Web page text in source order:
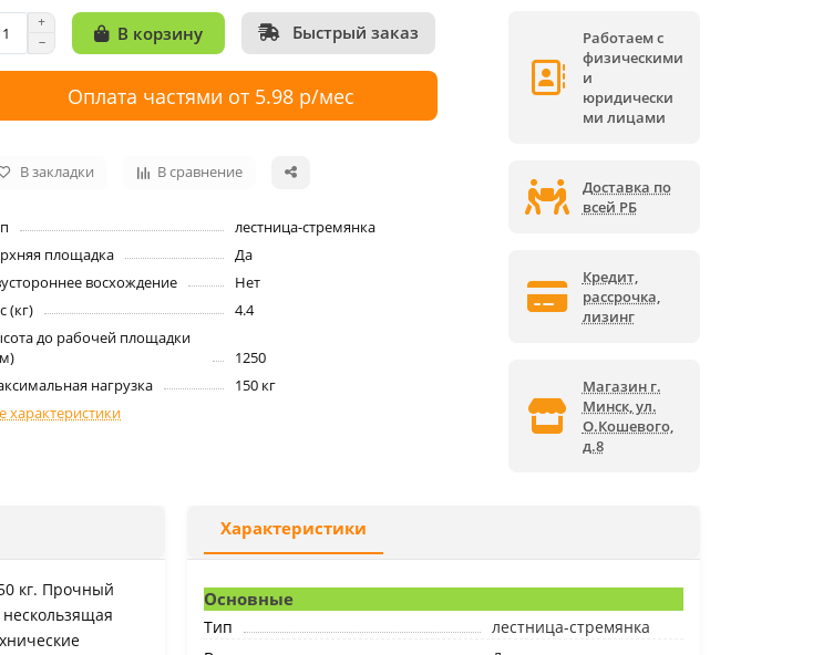
В корзину Быстрый заказ
Оплата частями от 5.98 р/мес
В закладки В сравнение
лестница-стремянка
площадка
Да
восхождение
Нет
(кг)
4.4
до рабочей площадки
1250
нагрузка
150 кг
характеристики
Работаем с
физическими
и
юридически
ми лицами
Доставка по
всей РБ
Кредит,
рассрочка,
лизинг
Магазин г.
Минск, ул.
О.Кошевого,
д.8
кг. Прочный
Характеристики
Основные
Тип
лестница-стремянка